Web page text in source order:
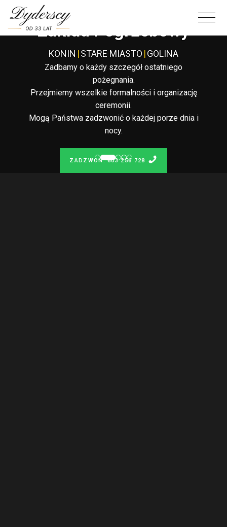
Całodobowy
Zakład Pogrzebowy
KONIN |STARE MIASTO |GOLINA
Zadbamy o każdy szczegół ostatniego
pożegnania.
Przejmiemy wszelkie formalności i organizację
ceremonii.
Mogą Państwa zadzwonić o każdej porze dnia i
nocy.
ZADZWOŃ: 603 256 728